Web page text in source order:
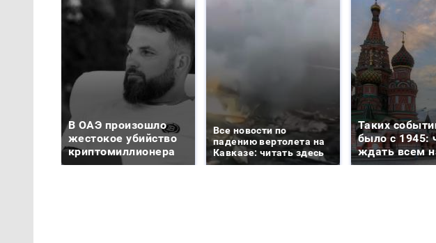
В ОАЭ произошло
жестокое убийство
криптомиллионера
Все новости по
падению вертолета на
Кавказе: читать здесь
Таких
было с 1945:
ждать всем